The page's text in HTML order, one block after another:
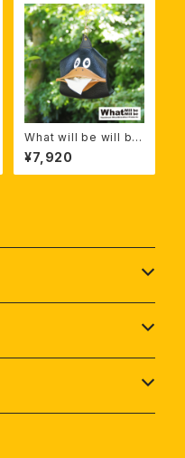
What will be will be
コラボ "FACEティッシュ
ケース"
¥7,920